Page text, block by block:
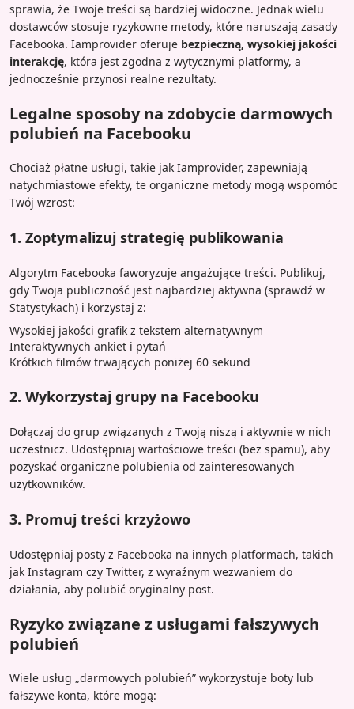
sprawia, że Twoje treści są bardziej widoczne. Jednak wielu
dostawców stosuje ryzykowne metody, które naruszają zasady
Facebooka. Iamprovider oferuje bezpieczną, wysokiej jakości
interakcję, która jest zgodna z wytycznymi platformy, a
jednocześnie przynosi realne rezultaty.
Legalne sposoby na zdobycie darmowych
polubień na Facebooku
Chociaż płatne usługi, takie jak Iamprovider, zapewniają
natychmiastowe efekty, te organiczne metody mogą wspomóc
Twój wzrost:
1. Zoptymalizuj strategię publikowania
Algorytm Facebooka faworyzuje angażujące treści. Publikuj,
gdy Twoja publiczność jest najbardziej aktywna (sprawdź w
Statystykach) i korzystaj z:
Wysokiej jakości grafik z tekstem alternatywnym
Interaktywnych ankiet i pytań
Krótkich filmów trwających poniżej 60 sekund
2. Wykorzystaj grupy na Facebooku
Dołączaj do grup związanych z Twoją niszą i aktywnie w nich
uczestnicz. Udostępniaj wartościowe treści (bez spamu), aby
pozyskać organiczne polubienia od zainteresowanych
użytkowników.
3. Promuj treści krzyżowo
Udostępniaj posty z Facebooka na innych platformach, takich
jak Instagram czy Twitter, z wyraźnym wezwaniem do
działania, aby polubić oryginalny post.
Ryzyko związane z usługami fałszywych
polubień
Wiele usług „darmowych polubień” wykorzystuje boty lub
fałszywe konta, które mogą: